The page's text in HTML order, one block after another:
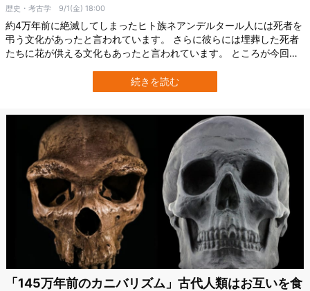
歴史・考古学 9/1(金) 18:00
約4万年前に絶滅してしまったヒト族ネアンデルタール人には死者を
弔う文化があったと言われています。 さらに彼らには埋葬した死者
たちに花が供える文化もあったと言われています。 ところが今回、
地に見つかっていた花の痕跡はどうやら彼ら自身の手で置かれたも
のではなかったことが明らかになりました。 研究者たちに長年「ネ
続きを読む
「145万年前のカニバリズム」古代人類はお互いを食